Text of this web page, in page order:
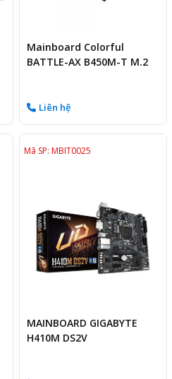
Mainboard Colorful
BATTLE-AX B450M-T M.2
Liên hệ
Mã SP: MBIT0025
MAINBOARD GIGABYTE
H410M DS2V